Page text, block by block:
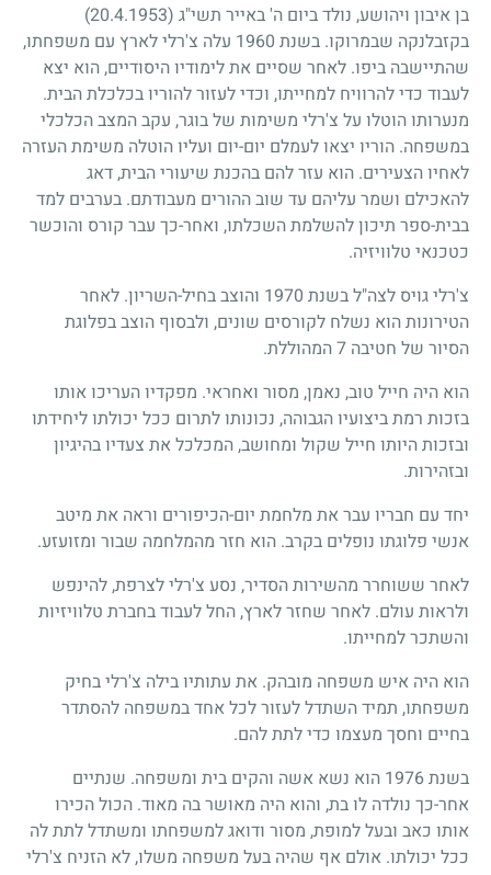
בן איבון ויהושע, נולד ביום ה' באייר תשי"ג (20.4.1953)
בקזבלנקה שבמרוקו. בשנת 1960 עלה צ'רלי לארץ עם משפחתו,
שהתיישבה ביפו. לאחר שסיים את לימודיו היסודיים, הוא יצא
לעבוד כדי להרוויח למחייתו, וכדי לעזור להוריו בכלכלת הבית.
מנערותו הוטלו על צ'רלי משימות של בוגר, עקב המצב הכלכלי
במשפחה. הוריו יצאו לעמלם יום-יום ועליו הוטלה משימת העזרה
לאחיו הצעירים. הוא עזר להם בהכנת שיעורי הבית, דאג
להאכילם ושמר עליהם עד שוב ההורים מעבודתם. בערבים למד
בבית-ספר תיכון להשלמת השכלתו, ואחר-כך עבר קורס והוכשר
כטכנאי טלוויזיה.
צ'רלי גויס לצה"ל בשנת 1970 והוצב בחיל-השריון. לאחר
הטירונות הוא נשלח לקורסים שונים, ולבסוף הוצב בפלוגת
הסיור של חטיבה 7המהוללת.
הוא היה חייל טוב, נאמן, מסור ואחראי. מפקדיו העריכו אותו
בזכות רמת ביצועיו הגבוהה, נכונותו לתרום ככל יכולתו ליחידתו
ובזכות היותו חייל שקול ומחושב, המכלכל את צעדיו בהיגיון
ובזהירות.
יחד עם חבריו עבר את מלחמת יום-הכיפורים וראה את מיטב
אנשי פלוגתו נופלים בקרב. הוא חזר מהמלחמה שבור ומזועזע.
לאחר ששוחרר מהשירות הסדיר, נסע צ'רלי לצרפת, להינפש
ולראות עולם. לאחר שחזר לארץ, החל לעבוד בחברת טלוויזיות
והשתכר למחייתו.
הוא היה איש משפחה מובהק. את עתותיו בילה צ'רלי בחיק
משפחתו, תמיד השתדל לעזור לכל אחד במשפחה להסתדר
בחיים וחסך מעצמו כדי לתת להם.
בשנת1976 הוא נשא אשה והקים בית ומשפחה. שנתיים
אחר-כך נולדה לו בת, והוא היה מאושר בה מאוד. הכול הכירו
אותו כאב ובעל למופת, מסור ודואג למשפחתו ומשתדל לתת לה
ככל יכולתו. אולם אף שהיה בעל משפחה משלו, לא הזניח צ'רלי